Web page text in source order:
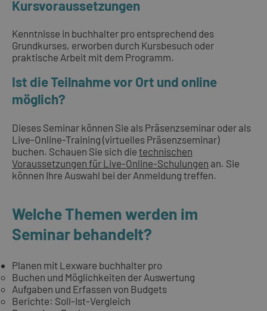
Kursvoraussetzungen
Kenntnisse in buchhalter pro entsprechend des
Grundkurses, erworben durch Kursbesuch oder
praktische Arbeit mit dem Programm.
Ist die Teilnahme vor Ort und online
möglich?
Dieses Seminar können Sie als Präsenzseminar oder als
Live-Online-Training (virtuelles Präsenzseminar)
buchen. Schauen Sie sich die technischen
Voraussetzungen für Live-Online-Schulungen an. Sie
können Ihre Auswahl bei der Anmeldung treffen.
Welche Themen werden im
Seminar behandelt?
Planen mit Lexware buchhalter pro
Buchen und Möglichkeiten der Auswertung
Aufgaben und Erfassen von Budgets
Berichte: Soll-Ist-Vergleich